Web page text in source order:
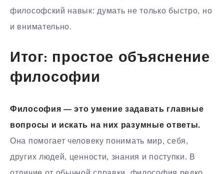
философский навык: думать не только быстро, но
и внимательно.
Итог: простое объяснение
философии
Философия — это умение задавать главные
вопросы и искать на них разумные ответы.
Она помогает человеку понимать мир, себя,
других людей, ценности, знания и поступки. В